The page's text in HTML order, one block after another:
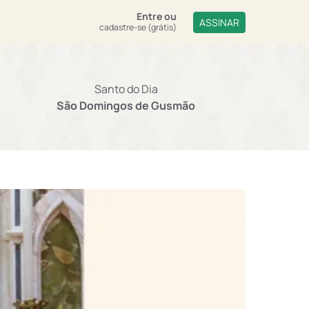
Entreou
cadastre-se (grátis) ASSINAR
Santo do Dia
São Domingos de Gusmão